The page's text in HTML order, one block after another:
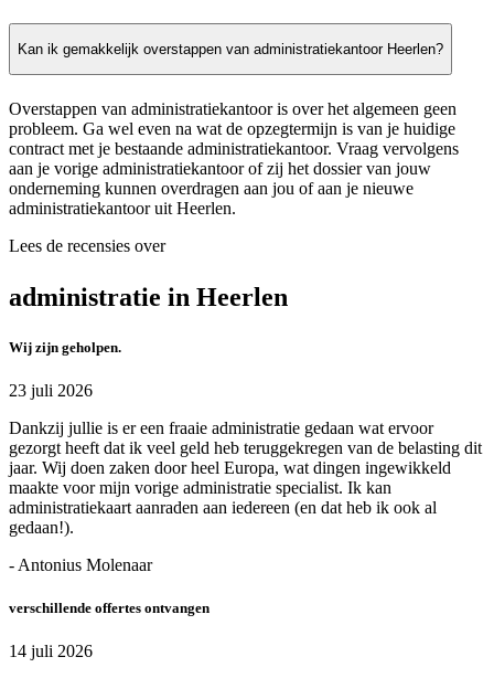
Kan ik gemakkelijk overstappen van administratiekantoor Heerlen?
Overstappen van administratiekantoor is over het algemeen geen
probleem. Ga wel even na wat de opzegtermijn is van je huidige
contract met je bestaande administratiekantoor. Vraag vervolgens
aan je vorige administratiekantoor of zij het dossier van jouw
onderneming kunnen overdragen aan jou of aan je nieuwe
administratiekantoor uit Heerlen.
Lees de recensies over
administratie in Heerlen
Wij zijn geholpen.
23 juli 2026
Dankzij jullie is er een fraaie administratie gedaan wat ervoor
gezorgt heeft dat ik veel geld heb teruggekregen van de belasting dit
jaar. Wij doen zaken door heel Europa, wat dingen ingewikkeld
maakte voor mijn vorige administratie specialist. Ik kan
administratiekaart aanraden aan iedereen (en dat heb ik ook al
gedaan!).
- Antonius Molenaar
verschillende offertes ontvangen
14 juli 2026